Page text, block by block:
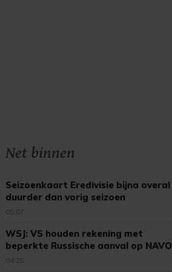
Net binnen
Seizoenkaart Eredivisie bijna overal
duurder dan vorig seizoen
05:07
WSJ: VS houden rekening met
beperkte Russische aanval op NAVO
04:25